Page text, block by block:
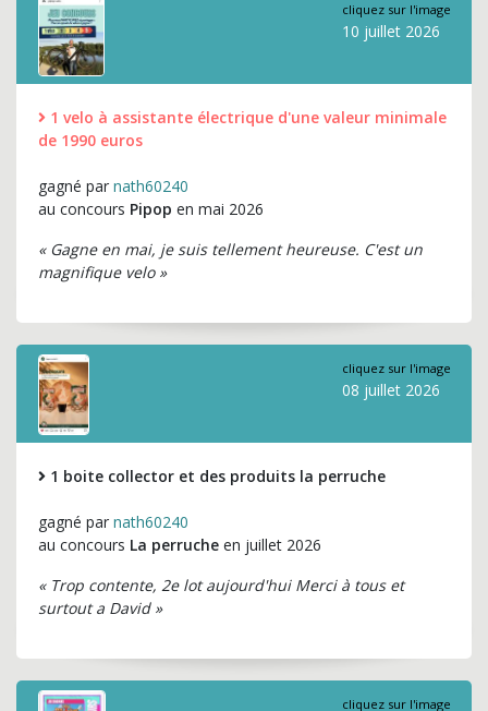
cliquez sur l'image
10 juillet 2026
1 velo à assistante électrique d'une valeur minimale
de 1990 euros
gagné par nath60240
au concours Pipop en mai 2026
« Gagne en mai, je suis tellement heureuse. C'est un
magnifique velo »
cliquez sur l'image
08 juillet 2026
1 boite collector et des produits la perruche
gagné par nath60240
au concours La perruche en juillet 2026
« Trop contente, 2e lot aujourd'hui Merci à tous et
surtout a David »
cliquez sur l'image